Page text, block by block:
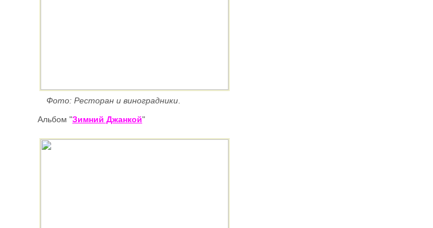
Фото: Ресторан и виноградники
Альбом "Зимний Джанкой"